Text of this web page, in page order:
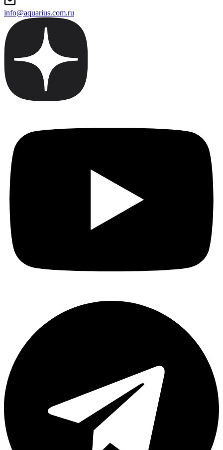
info@aquarius.com.ru